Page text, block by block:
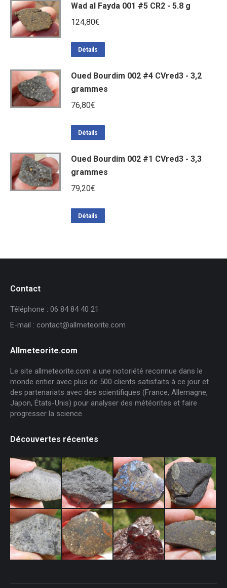
Wad al Fayda 001 #5 CR2 - 5.8 g
124,80€
Détails
Oued Bourdim 002 #4 CVred3 - 3,2
grammes
76,80€
Détails
Oued Bourdim 002 #1 CVred3 - 3,3
grammes
79,20€
Détails
Contact
Téléphone : 06 84 84 40 21
E-mail : contact@allmeteorite.com
Allmeteorite.com
Le site allmeteorite.com a une notoriété reconnue dans le
monde entier avec plus de 500 clients satisfaits à ce jour et
des partenariats avec des scientifiques (France, Allemagne,
Japon, États-Unis) pour analyser des météorites et faire
progresser la science.
Découvertes récentes